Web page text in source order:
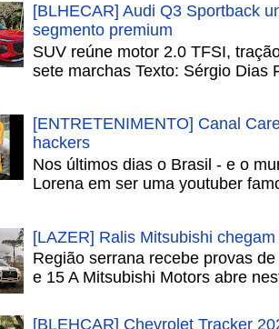
[BLHECAR] Audi Q3 Sportback
segmento premium
SUV reúne motor 2.0 TFSI,
sete marchas Texto: Sérgio Dias
[ENTRETENIMENTO] Canal
hackers
Nos últimos dias o Brasil - e o
Lorena em ser uma youtuber
[LAZER] Ralis Mitsubishi
Região serrana recebe provas
e 15 A Mitsubishi Motors abre
[BLEHCAR] Chevrolet Tracker